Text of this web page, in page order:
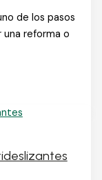
de los pasos
reforma o